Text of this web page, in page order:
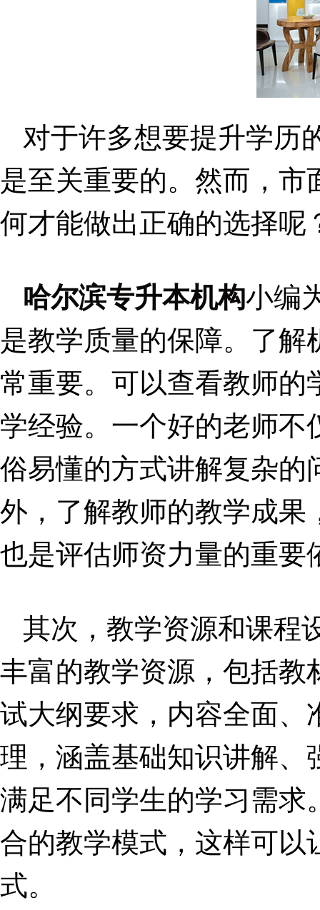
对于许多想要提升学历
是至关重要的。然而，
何才能做出正确的选择呢
哈尔滨专升本机构小编
是教学质量的保障。了
常重要。可以查看教师的
学经验。一个好的老师不
俗易懂的方式讲解复杂的
外，了解教师的教学成果
也是评估师资力量的重要
其次，教学资源和课程
丰富的教学资源，包括教
试大纲要求，内容全面、
理，涵盖基础知识讲解、
满足不同学生的学习需求
合的教学模式，这样可以
式。